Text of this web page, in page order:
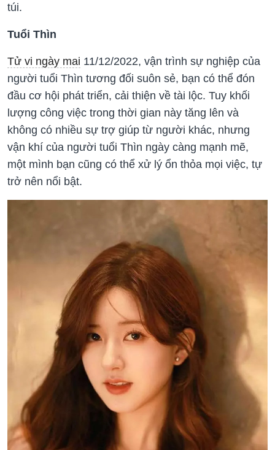
túi.
Tuổi Thìn
Tử vi ngày mai 11/12/2022, vận trình sự nghiệp của
người tuổi Thìn tương đối suôn sẻ, bạn có thể đón
đầu cơ hội phát triển, cải thiện về tài lộc. Tuy khối
lượng công việc trong thời gian này tăng lên và
không có nhiều sự trợ giúp từ người khác, nhưng
vận khí của người tuổi Thìn ngày càng mạnh mẽ,
một mình bạn cũng có thể xử lý ổn thỏa mọi việc, tự
trở nên nổi bật.